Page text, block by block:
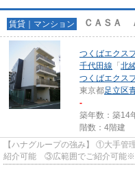
賃貸｜マンション ＣＡＳＡ
つくばエクス
千代田線 「 北
つくばエクス
東京都足立区
-
築年数：築14
階数：4階建
【ハナグループの強み】 ①大手
紹介可能 ③広範囲でご紹介可